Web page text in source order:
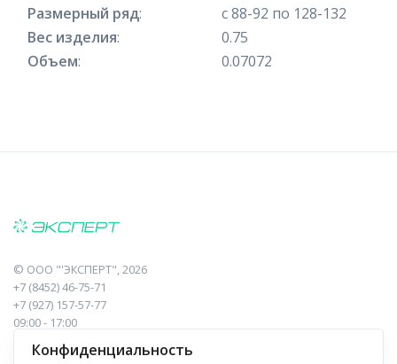
Размерный ряд:
с 88-92 по 128-132
Вес изделия:
0.75
Объем: 0.07072
© ООО "'ЭКСПЕРТ", 2026
+7 (8452) 46-75-71
+7 (927) 157-57-77
09:00 - 17:00
410017, Саратов, Пугачева, 10 к1, оф.23
Конфиденциальность